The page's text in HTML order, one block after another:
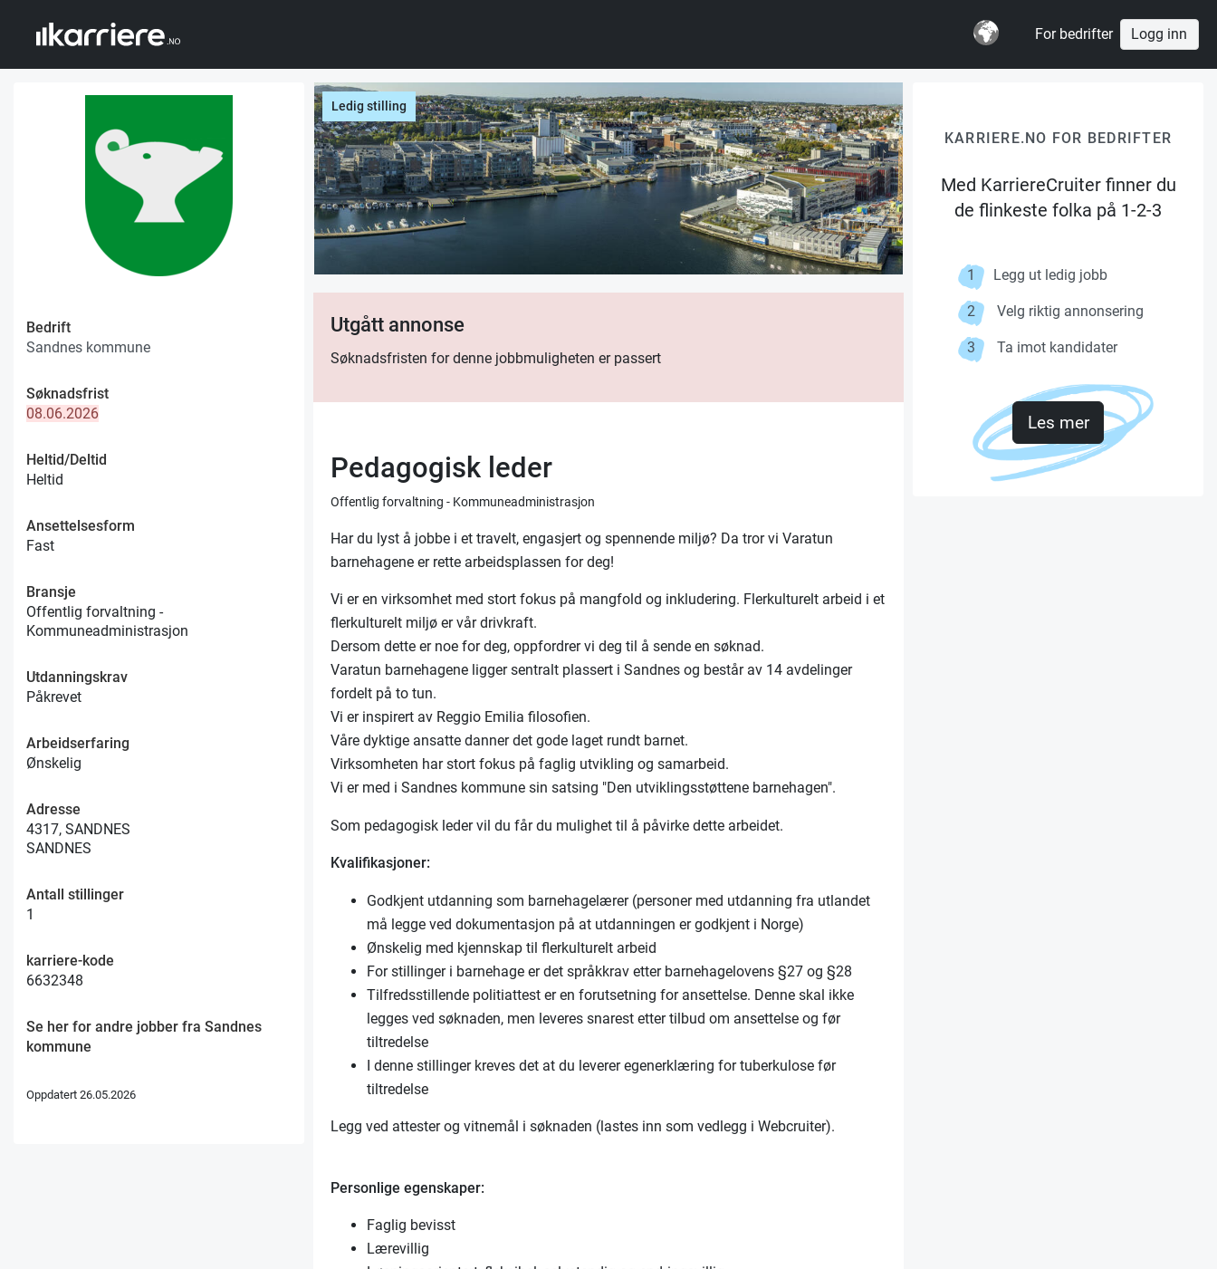
For bedrifter Logg inn
Bedrift
Sandnes kommune
Søknadsfrist
08.06.2026
Heltid/Deltid
Heltid
Ansettelsesform
Fast
Bransje
Offentlig forvaltning -
Kommuneadministrasjon
Utdanningskrav
Påkrevet
Arbeidserfaring
Ønskelig
Adresse
4317, SANDNES
SANDNES
Antall stillinger
1
karriere-kode
6632348
Se her for andre jobber fra Sandnes
kommune
Oppdatert 26.05.2026
Ledig stilling
Utgått annonse
Søknadsfristen for denne jobbmuligheten er passert
Pedagogisk leder
Offentlig forvaltning - Kommuneadministrasjon
Har du lyst å jobbe i et travelt, engasjert og spennende miljø? Da tror vi Varatun
barnehagene er rette arbeidsplassen for deg!
Vi er en virksomhet med stort fokus på mangfold og inkludering. Flerkulturelt arbeid i et
flerkulturelt miljø er vår drivkraft.
Dersom dette er noe for deg, oppfordrer vi deg til å sende en søknad.
Varatun barnehagene ligger sentralt plassert i Sandnes og består av 14 avdelinger
fordelt på to tun.
Vi er inspirert av Reggio Emilia filosofien.
Våre dyktige ansatte danner det gode laget rundt barnet.
Virksomheten har stort fokus på faglig utvikling og samarbeid.
Vi er med i Sandnes kommune sin satsing "Den utviklingsstøttene barnehagen".
Som pedagogisk leder vil du får du mulighet til å påvirke dette arbeidet.
Kvalifikasjoner:
Godkjent utdanning som barnehagelærer (personer med utdanning fra utlandet
må legge ved dokumentasjon på at utdanningen er godkjent i Norge)
Ønskelig med kjennskap til flerkulturelt arbeid
For stillinger i barnehage er det språkkrav etter barnehagelovens §27 og §28
Tilfredsstillende politiattest er en forutsetning for ansettelse. Denne skal ikke
legges ved søknaden, men leveres snarest etter tilbud om ansettelse og før
tiltredelse
I denne stillinger kreves det at du leverer egenerklæring for tuberkulose før
tiltredelse
Legg ved attester og vitnemål i søknaden (lastes inn som vedlegg i Webcruiter).
Personlige egenskaper:
Faglig bevisst
Lærevillig
KARRIERE.NO FOR BEDRIFTER
Med KarriereCruiter finner du
de flinkeste folka på 1-2-3
1 Legg ut ledig jobb
2 Velg riktig annonsering
3 Ta imot kandidater
Les mer